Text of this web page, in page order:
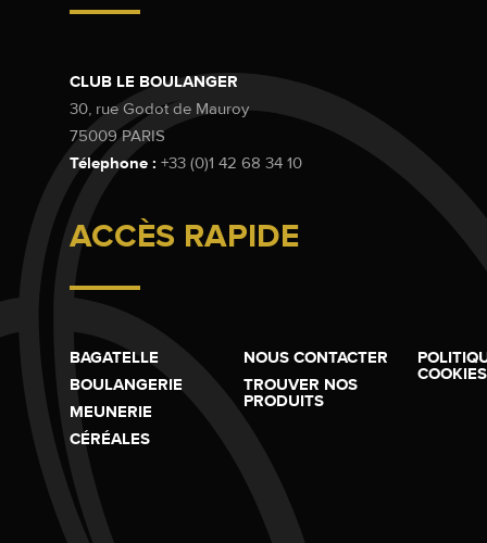
CLUB LE BOULANGER
30, rue Godot de Mauroy
75009 PARIS
Télephone : +33 (0)1 42 68 34 10
ACCÈS RAPIDE
BAGATELLE
BOULANGERIE
MEUNERIE
CÉRÉALES
NOUS CONTACTER
TROUVER NOS
PRODUITS
COOKIES